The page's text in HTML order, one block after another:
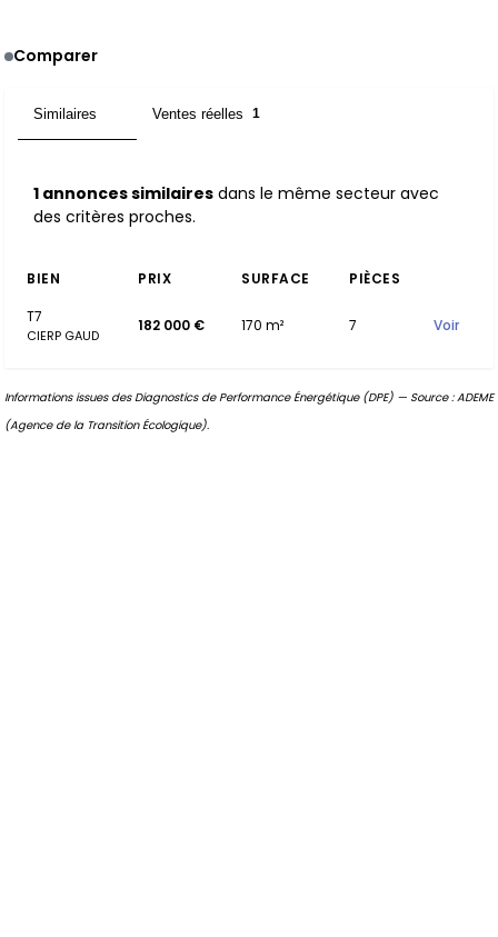
Comparer
Similaires Ventes réelles 1
1 annonces similaires dans le même secteur avec
des critères proches.
BIEN PRIX SURFACE
PIÈCES
T7
CIERP GAUD
182 000 € 170 m² 7 Voir
Informations issues des Diagnostics de Performance Énergétique (DPE) — Source : ADEME
(Agence de la Transition Écologique).